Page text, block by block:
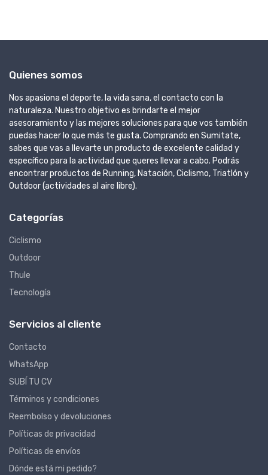
Quienes somos
Nos apasiona el deporte, la vida sana, el contacto con la
naturaleza. Nuestro objetivo es brindarte el mejor
asesoramiento y las mejores soluciones para que vos también
puedas hacer lo que más te gusta. Comprando en Sumitate,
sabes que vas a llevarte un producto de excelente calidad y
específico para la actividad que queres llevar a cabo. Podrás
encontrar productos de Running, Natación, Ciclismo, Triatlón y
Outdoor (actividades al aire libre).
Categorías
Ciclismo
Outdoor
Thule
Tecnología
Servicios al cliente
Contacto
WhatsApp
SUBÍ TU CV
Términos y condiciones
Reembolso y devoluciones
Políticas de privacidad
Políticas de envíos
Dónde está mi pedido?